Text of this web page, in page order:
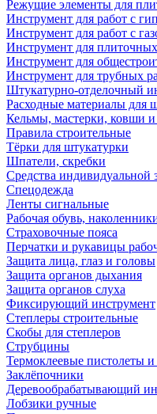
Режущие элементы для
Инструмент для работ с
Инструмент для работ с
Инструмент для
Инструмент для
Инструмент для трубных
Штукатурно-отделочный
Расходные материалы для
Кельмы, мастерки, ковши
Правила строительные
Тёрки для штукатурки
Шпатели, скребки
Средства индивидуальной
Спецодежда
Ленты сигнальные
Рабочая обувь,
Страховочные пояса
Перчатки и рукавицы
Защита лица, глаз и головы
Защита органов дыхания
Защита органов слуха
Фиксирующий инструмент
Степлеры строительные
Скобы для степлеров
Струбцины
Термоклеевые пистолеты и
Заклёпочники
Деревообрабатывающий
Лобзики ручные